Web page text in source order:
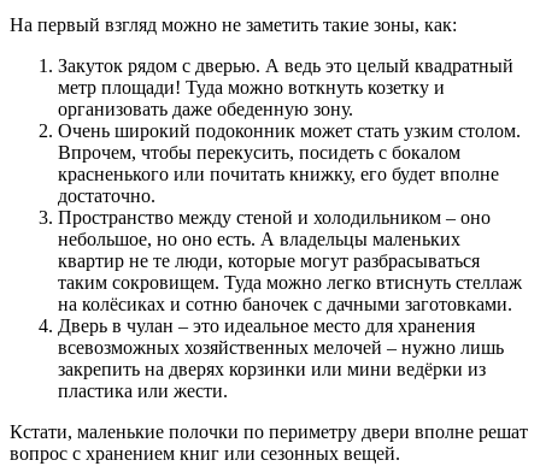
На первый взгляд можно не заметить такие зоны, как:
Закуток рядом с дверью. А ведь это целый квадратный
метр площади! Туда можно воткнуть козетку и
организовать даже обеденную зону.
Очень широкий подоконник может стать узким столом.
Впрочем, чтобы перекусить, посидеть с бокалом
красненького или почитать книжку, его будет вполне
достаточно.
Пространство между стеной и холодильником – оно
небольшое, но оно есть. А владельцы маленьких
квартир не те люди, которые могут разбрасываться
таким сокровищем. Туда можно легко втиснуть стеллаж
на колёсиках и сотню баночек с дачными заготовками.
Дверь в чулан – это идеальное место для хранения
всевозможных хозяйственных мелочей – нужно лишь
закрепить на дверях корзинки или мини ведёрки из
пластика или жести.
Кстати, маленькие полочки по периметру двери вполне решат
вопрос с хранением книг или сезонных вещей.